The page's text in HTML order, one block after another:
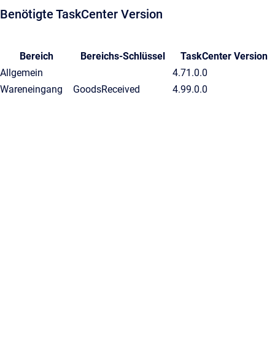
Benötigte TaskCenter Version
Bereich Bereichs-Schlüssel
TaskCenter Version
Allgemein
4.71.0.0
Wareneingang
GoodsReceived 4.99.0.0